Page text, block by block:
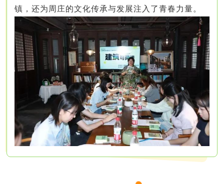
镇，还为周庄的文化传承与发展注入了青春力量。